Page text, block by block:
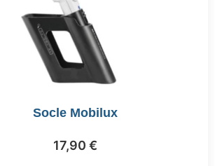
Socle Mobilux
17,90€